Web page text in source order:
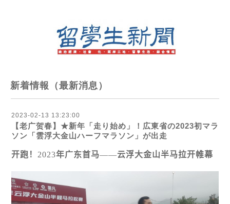
新着情報（最新消息）
2023-02-13 13:23:00
【老广贺春】★新年「走り始め」！広東省の2023初マラ
ソン「雲浮大金山ハーフマラソン」が出走
开跑！ 2023年广东首马——云浮大金山半马拉开帷幕